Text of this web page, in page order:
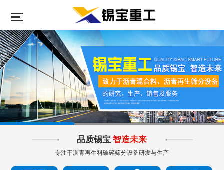
品质锡宝 智造未来
专注于沥青再生料破碎筛分设备研发与生产